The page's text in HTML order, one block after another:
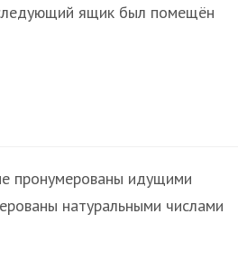
ящик был помещён
пронумерованы идущими
натуральными числами